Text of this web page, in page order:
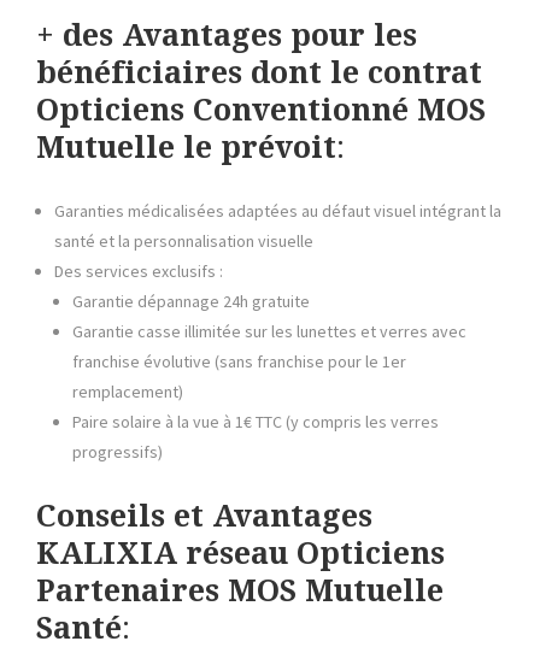
+ des Avantages pour les
bénéficiaires dont le contrat
Opticiens Conventionné MOS
Mutuelle le prévoit:
Garanties médicalisées adaptées au défaut visuel intégrant la
santé et la personnalisation visuelle
Des services exclusifs :
Garantie dépannage 24h gratuite
Garantie casse illimitée sur les lunettes et verres avec
franchise évolutive (sans franchise pour le 1er
remplacement)
Paire solaire à la vue à 1€ TTC (y compris les verres
progressifs)
Conseils et Avantages
KALIXIA réseau Opticiens
Partenaires MOS Mutuelle
Santé: